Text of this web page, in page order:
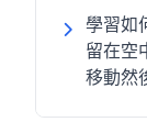
學習如
留在空
移動然